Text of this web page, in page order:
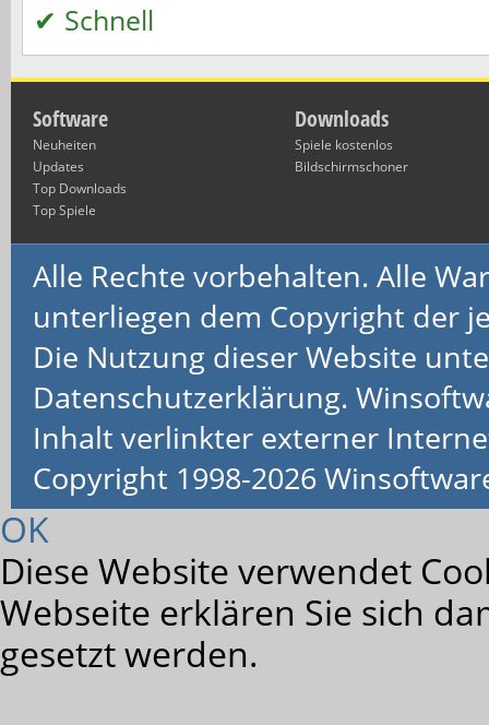
✔ Schnell
Software
Neuheiten
Updates
Top Downloads
Top Spiele
Downloads
Spiele kostenlos
Bildschirmschoner
Alle Rechte vorbehalten. Alle
unterliegen dem Copyright der
Die Nutzung dieser Website
Datenschutzerklärung.
Inhalt verlinkter externer
Copyright 1998-2026
OK
Diese Website verwendet
Webseite erklären Sie sich
gesetzt werden.